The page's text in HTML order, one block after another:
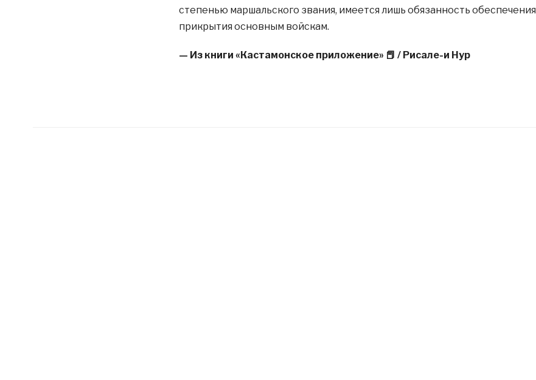
степенью маршальского звания, имеется лишь обязанность обеспечения
прикрытия основным войскам.
— Из книги «Кастамонское приложение» 📕 / Рисале-и Нур